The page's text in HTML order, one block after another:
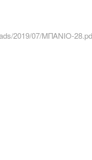
2019/07/ΜΠΑΝΙΟ-